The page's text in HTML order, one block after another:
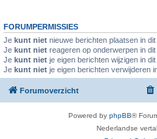
FORUMPERMISSIES
Je kunt niet nieuwe berichten plaatsen in
Je kunt niet reageren op onderwerpen in
Je kunt niet je eigen berichten wijzigen in
Je kunt niet je eigen berichten verwijderen
Forumoverzicht
Powered by phpBB®
Nederlandse